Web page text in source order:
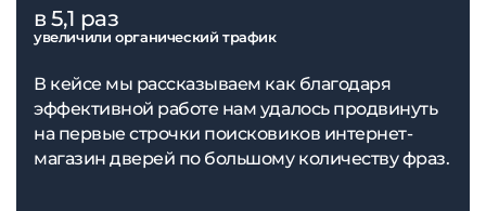
в 5,1 раз
увеличили органический трафик
В кейсе мы рассказываем как благодаря
эффективной работе нам удалось продвинуть
на первые строчки поисковиков интернет-
магазин дверей по большому количеству фраз.